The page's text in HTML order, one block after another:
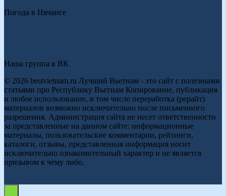
Погода в Нячанге
Наша группа в ВК
© 2026 bestvietnam.ru Лучший Вьетнам - это сайт с полезными
статьями про Республику Вьетнам Копирование, публикация
и любое использование, в том числе переработка (рерайт)
материалов возможно исключительно после письменного
разрешения. Администрация сайта не несет ответственности
за представленные на данном сайте: информационные
материалы, пользовательские комментарии, рейтинги,
каталоги, отзывы, представленная информация носит
исключительно ознакомительный характер и не является
призывом к чему либо.